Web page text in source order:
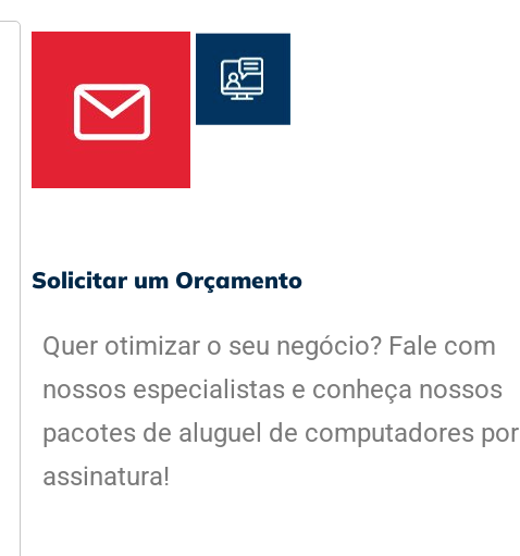
Solicitar um Orçamento
Quer otimizar o seu negócio? Fale com
nossos especialistas e conheça nossos
pacotes de aluguel de computadores por
assinatura!